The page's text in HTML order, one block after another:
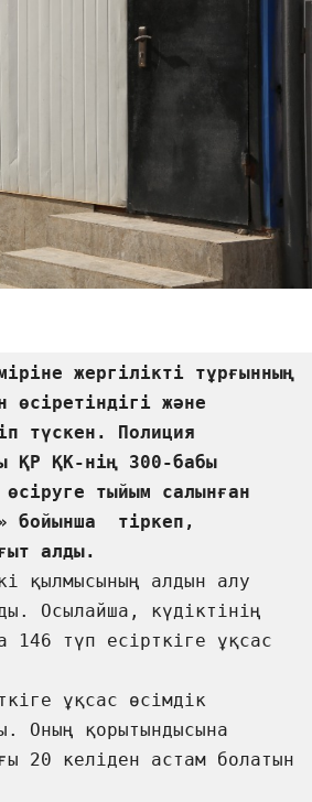
жергілікті тұрғынның
өсіретіндігі және
түскен. Полиция
ҚР ҚК-нің 300-бабы
тыйым салынған
бойынша  тіркеп,
қылмысының алдын алу
Осылайша, күдіктінің
146 түп есірткіге ұқсас
ұқсас өсімдік
Оның қорытындысына
20 келіден астам болатын